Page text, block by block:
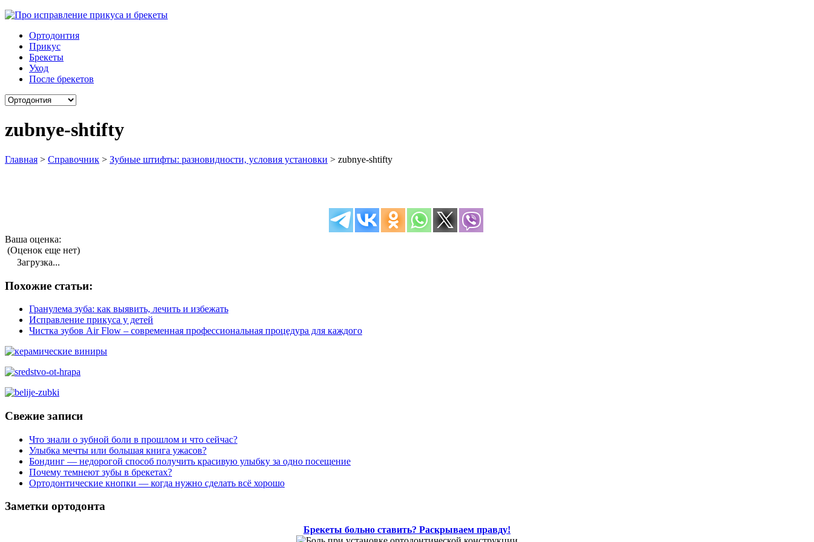
Ортодонтия
Прикус
Брекеты
Уход
После брекетов
zubnye-shtifty
Главная > Справочник > Зубные штифты: разновидности, условия установки > zubnye-shtifty
Ваша оценка:
(Оценок еще нет)
Загрузка...
Похожие статьи:
Гранулема зуба: как выявить, лечить и избежать
Исправление прикуса у детей
Чистка зубов Air Flow – современная профессиональная процедура для каждого
Свежие записи
Что знали о зубной боли в прошлом и что сейчас?
Улыбка мечты или большая книга ужасов?
Бондинг — недорогой способ получить красивую улыбку за одно посещение
Почему темнеют зубы в брекетах?
Ортодонтические кнопки — когда нужно сделать всё хорошо
Заметки ортодонта
Брекеты больно ставить? Раскрываем правду!